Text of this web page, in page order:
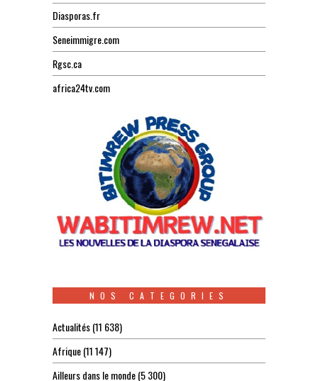
Diasporas.fr
Seneimmigre.com
Rgsc.ca
africa24tv.com
NOS CATEGORIES
Actualités(11 638)
Afrique(11 147)
Ailleurs dans le monde(5 300)